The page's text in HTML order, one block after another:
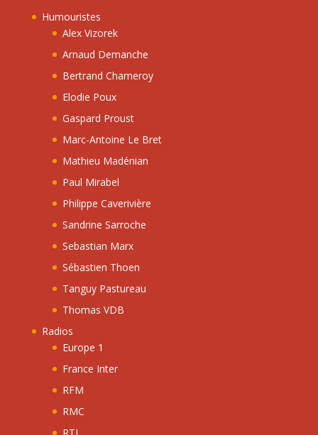
Humouristes
Alex Vizorek
Arnaud Demanche
Bertrand Chameroy
Elodie Poux
Gaspard Proust
Marc-Antoine Le Bret
Mathieu Madénian
Paul Mirabel
Philippe Caverivière
Sandrine Sarroche
Sebastian Marx
Sébastien Thoen
Tanguy Pastureau
Thomas VDB
Radios
Europe 1
France Inter
RFM
RMC